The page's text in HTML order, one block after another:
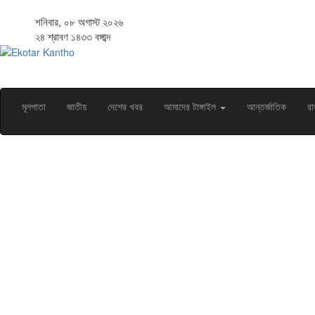
শনিবার, ০৮ অগাস্ট ২০২৬
২৪ শ্রাবণ ১৪৩৩ বঙ্গাব্দ
মূলপাতা জাতীয় দেশের খবর আমাদের টাঙ্গাইল আন্তর্জাতিক